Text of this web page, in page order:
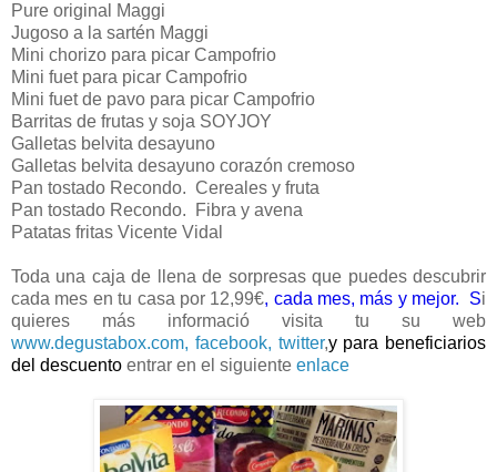
Pure original Maggi
Jugoso a la sartén Maggi
Mini chorizo para picar Campofrio
Mini fuet para picar Campofrio
Mini fuet de pavo para picar Campofrio
Barritas de frutas y soja SOYJOY
Galletas belvita desayuno
Galletas belvita desayuno corazón cremoso
Pan tostado Recondo. Cereales y fruta
Pan tostado Recondo. Fibra y avena
Patatas fritas Vicente Vidal
Toda una caja de llena de sorpresas que puedes descubrir
cada mes en tu casa por 12,99€, cada mes, más y mejor. Si
quieres más informació visita tu su web
www.degustabox.com, facebook, twitter,y para beneficiarios
del descuento entrar en el siguiente enlace